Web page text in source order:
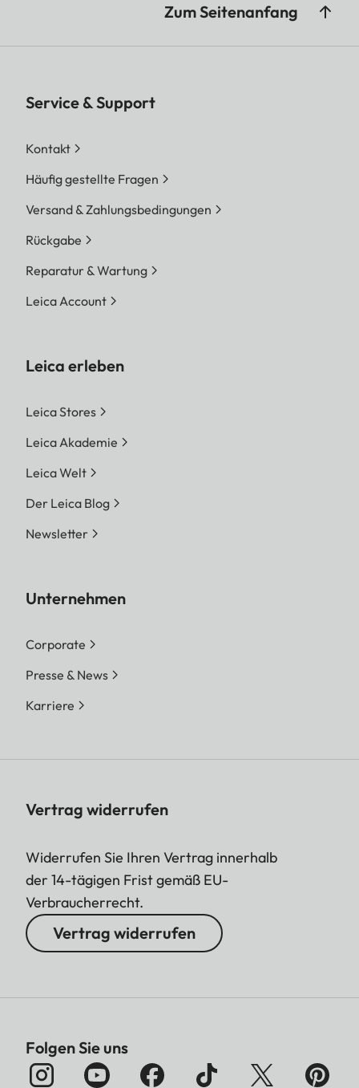
Zum Seitenanfang
Service & Support
Kontakt
Häufig gestellte Fragen
Versand & Zahlungsbedingungen
Rückgabe
Reparatur & Wartung
Leica Account
Leica erleben
Leica Stores
Leica Akademie
Leica Welt
Der Leica Blog
Newsletter
Unternehmen
Corporate
Presse & News
Karriere
Vertrag widerrufen
Widerrufen Sie Ihren Vertrag innerhalb
der 14-tägigen Frist gemäß EU-
Verbraucherrecht.
Vertrag widerrufen
Folgen Sie uns